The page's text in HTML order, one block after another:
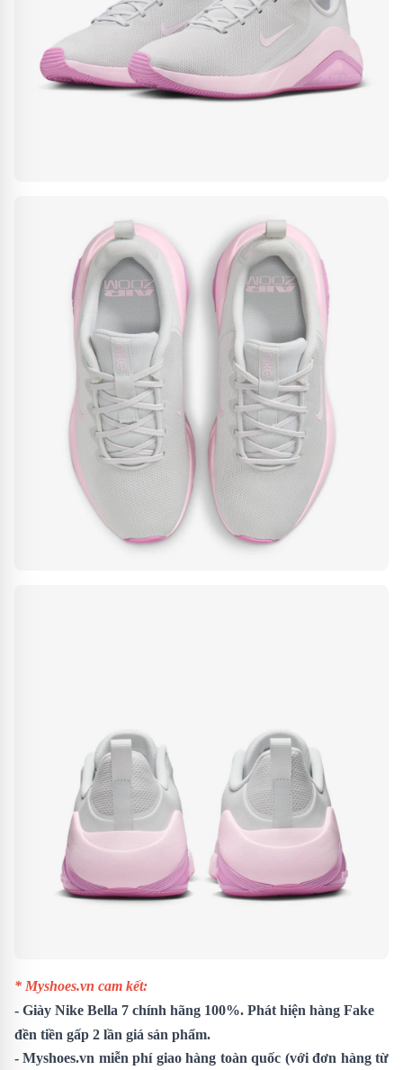
* Myshoes.vn cam kết:
- Giày Nike Bella 7 chính hãng 100%. Phát hiện hàng Fake
đền tiền gấp 2 lần giá sản phẩm.
- Myshoes.vn miễn phí giao hàng toàn quốc (với đơn hàng từ